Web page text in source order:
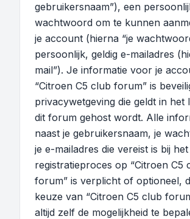
gebruikersnaam”), een
wachtwoord om te kunnen
je account (hierna “je
persoonlijk, geldig e-mailadres
mail”). Je informatie voor je
“Citroen C5 club forum” is
privacywetgeving die geldt in het
dit forum gehost wordt. Alle
naast je gebruikersnaam, je
je e-mailadres die vereist is bij het
registratieproces op “Citroen C5
forum” is verplicht of optioneel,
keuze van “Citroen C5 club
altijd zelf de mogelijkheid te